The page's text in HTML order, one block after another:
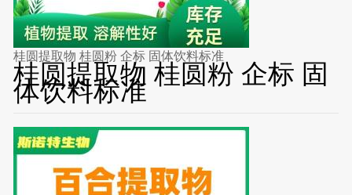
桂圆提取物 桂圆粉 企标 固体饮料标准
桂圆提取物 桂圆粉 企标 固
体饮料标准